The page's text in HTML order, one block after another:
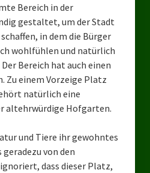
Bereich in der
gestaltet, um der Stadt
in dem die Bürger
wohlfühlen und natürlich
Bereich hat auch einen
Zu einem Vorzeige Platz
natürlich eine
altehrwürdige Hofgarten.
und Tiere ihr gewohntes
von den
dass dieser Platz,